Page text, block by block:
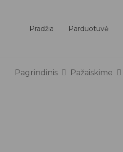
Pradžia Parduotuvė
Pagrindinis Pažaiskime